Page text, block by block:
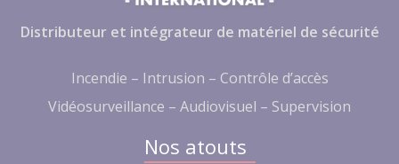
Distributeur et intégrateur de matériel de sécurité
Incendie – Intrusion – Contrôle d’accès
Vidéosurveillance – Audiovisuel – Supervision
Nos atouts